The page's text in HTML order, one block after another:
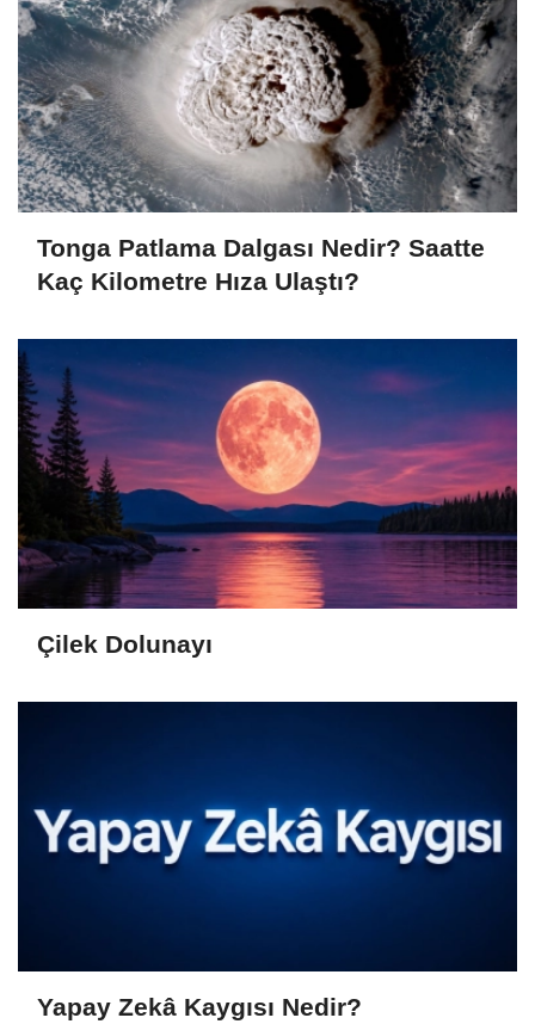
Tonga Patlama Dalgası Nedir? Saatte
Kaç Kilometre Hıza Ulaştı?
Çilek Dolunayı
Yapay Zekâ Kaygısı Nedir?